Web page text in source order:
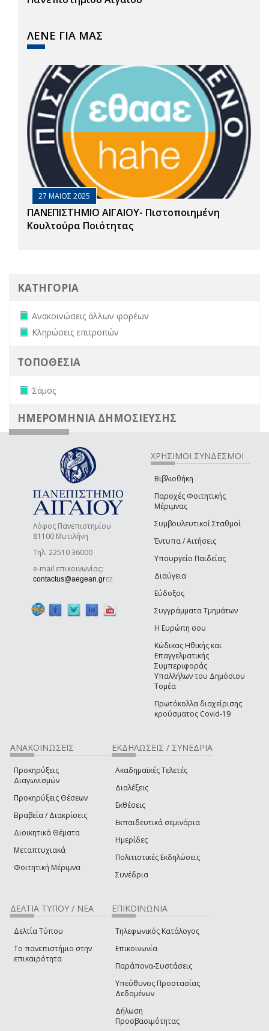
ΛΕΝΕ ΓΙΑ ΜΑΣ
27 ΜΑΙΟΣ 2025
ΠΑΝΕΠΙΣΤΗΜΙΟ ΑΙΓΑΙΟΥ- Πιστοποιημένη
Κουλτούρα Ποιότητας
ΚΑΤΗΓΟΡΙΑ
Remove Ανακοινώσεις άλλων φορέων filter
Ανακοινώσεις άλλων φορέων
Remove Κληρώσεις επιτροπών filter
Κληρώσεις επιτροπών
ΤΟΠΟΘΕΣΙΑ
Remove Σάμος filter
Σάμος
ΗΜΕΡΟΜΗΝΙΑ ΔΗΜΟΣΙΕΥΣΗΣ
Λόφος Πανεπιστημίου
81100 Μυτιλήνη
Τηλ. 22510 36000
e-mail επικοινωνίας:
contactus@aegean.gr(link sends e-mail)
ΧΡΗΣΙΜΟΙ ΣΥΝΔΕΣΜΟΙ
Βιβλιοθήκη
Παροχές Φοιτητικής
Μέριμνας
Συμβουλευτικοί Σταθμοί
Έντυπα / Αιτήσεις
Υπουργείο Παιδείας
Διαύγεια
Εύδοξος
Συγγράμματα Τμημάτων
Η Ευρώπη σου
Κώδικας Ηθικής και
Επαγγελματικής
Συμπεριφοράς
Υπαλλήλων του Δημόσιου
Τομέα
Πρωτόκολλα διαχείρισης
κρούσματος Covid-19
ΑΝΑΚΟΙΝΩΣΕΙΣ
Προκηρύξεις
Διαγωνισμών
Προκηρύξεις Θέσεων
Βραβεία / Διακρίσεις
Διοικητικά Θέματα
Μεταπτυχιακά
Φοιτητική Μέριμνα
ΕΚΔΗΛΩΣΕΙΣ / ΣΥΝΕΔΡΙΑ
Ακαδημαϊκές Τελετές
Διαλέξεις
Εκθέσεις
Εκπαιδευτικά σεμινάρια
Ημερίδες
Πολιτιστικές Εκδηλώσεις
Συνέδρια
ΔΕΛΤΙΑ ΤΥΠΟΥ / ΝΕΑ
Δελτία Τύπου
Το πανεπιστήμιο στην
επικαιρότητα
ΕΠΙΚΟΙΝΩΝΙΑ
Τηλεφωνικός Κατάλογος
Επικοινωνία
Παράπονα-Συστάσεις
Υπεύθυνος Προστασίας
Δεδομένων
Δήλωση
Προσβασιμότητας